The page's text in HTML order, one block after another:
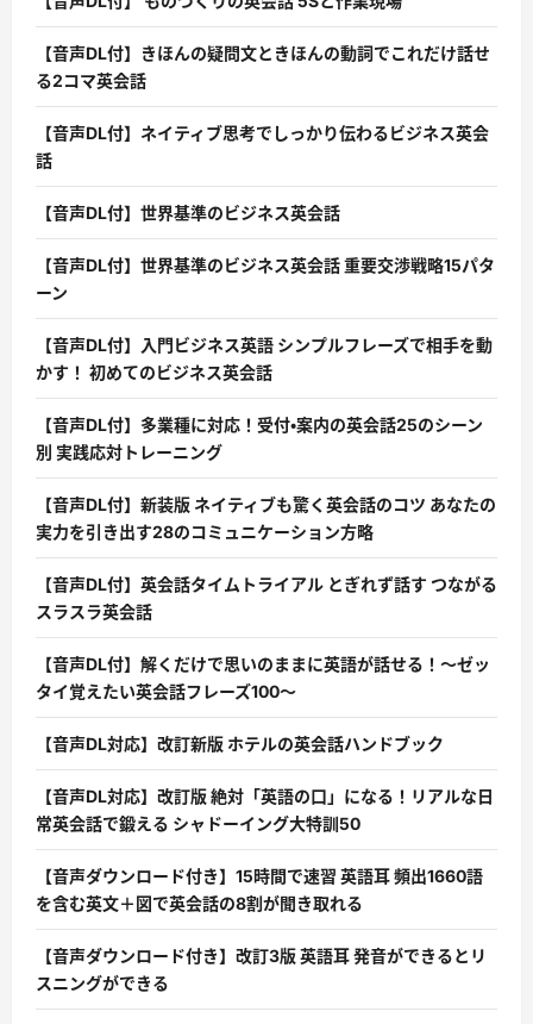
【音声DL付】きほんの疑問文ときほんの動詞でこれだけ話せ
る2コマ英会話
【音声DL付】ネイティブ思考でしっかり伝わるビジネス英会
話
【音声DL付】世界基準のビジネス英会話
【音声DL付】世界基準のビジネス英会話 重要交渉戦略15パタ
ーン
【音声DL付】入門ビジネス英語 シンプルフレーズで相手を動
かす！ 初めてのビジネス英会話
【音声DL付】多業種に対応！受付・案内の英会話25のシーン
別 実践応対トレーニング
【音声DL付】新装版 ネイティブも驚く英会話のコツ あなたの
実力を引き出す28のコミュニケーション方略
【音声DL付】英会話タイムトライアル とぎれず話す つながる
スラスラ英会話
【音声DL付】解くだけで思いのままに英語が話せる！〜ゼッ
タイ覚えたい英会話フレーズ100〜
【音声DL対応】改訂新版 ホテルの英会話ハンドブック
【音声DL対応】改訂版 絶対「英語の口」になる！リアルな日
常英会話で鍛える シャドーイング大特訓50
【音声ダウンロード付き】15時間で速習 英語耳 頻出1660語
を含む英文＋図で英会話の8割が聞き取れる
【音声ダウンロード付き】改訂3版 英語耳 発音ができるとリ
スニングができる